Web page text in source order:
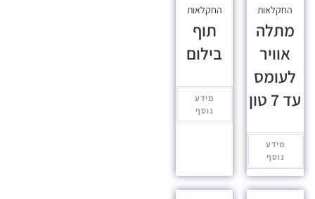
החקלאות
מתלה
אוויר
לעומס
עד 7 טון
מידע
נוסף
החקלאות
תוף
בילום
מידע
נוסף